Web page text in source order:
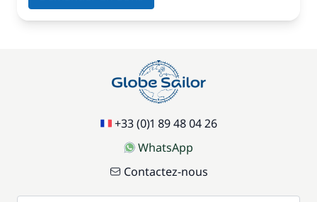
+33 (0)1 89 48 04 26
WhatsApp
Contactez-nous